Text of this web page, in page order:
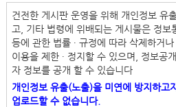
건전한 게시판 운영을 위해 개인정보 유
고, 기타 법령에 위배되는 게시물은 정보
등에 관한 법률 ∙ 규정에 따라 삭제하거
이용을 제한 ∙ 정지할 수 있으며, 정보공
자 정보를 공개 할 수 있습니다
개인정보 유출(노출)을 미연에 방지하고
업로드할 수 없습니다.